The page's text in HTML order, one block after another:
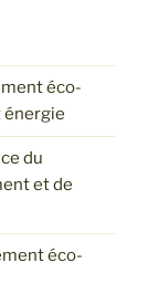
éco-
énergie
du
et de
éco-